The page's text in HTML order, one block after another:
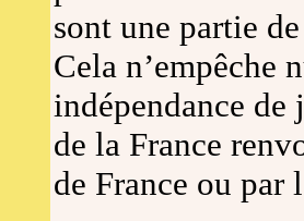
sont une partie
Cela n’empêche
indépendance de
de la France
de France ou par